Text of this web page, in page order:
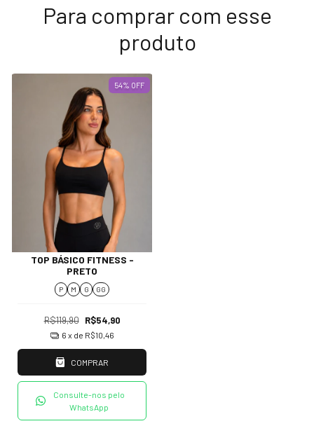
Para comprar com esse
produto
54% OFF
TOP BÁSICO FITNESS -
PRETO
P M G GG
R$119,90 R$54,90
6 x de R$10,46
COMPRAR
Consulte-nos pelo
WhatsApp